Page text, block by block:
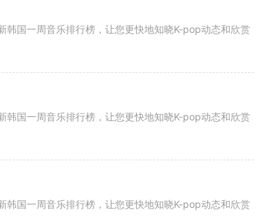
国一周音乐排行榜，让您更快地知晓K-pop动态和欣赏
国一周音乐排行榜，让您更快地知晓K-pop动态和欣赏
国一周音乐排行榜，让您更快地知晓K-pop动态和欣赏